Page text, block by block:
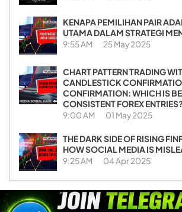
KENAPA PEMILIHAN PAIR
UTAMA DALAM STRATEGI
9:55 AM 25 May 2025
CHART PATTERN TRADING
CANDLESTICK
CONFIRMATION: WHICH IS
CONSISTENT FOREX
9:00 AM 01 May 2025
THE DARK SIDE OF RISING
HOW SOCIAL MEDIA IS
9:25 AM 04 Apr 2025